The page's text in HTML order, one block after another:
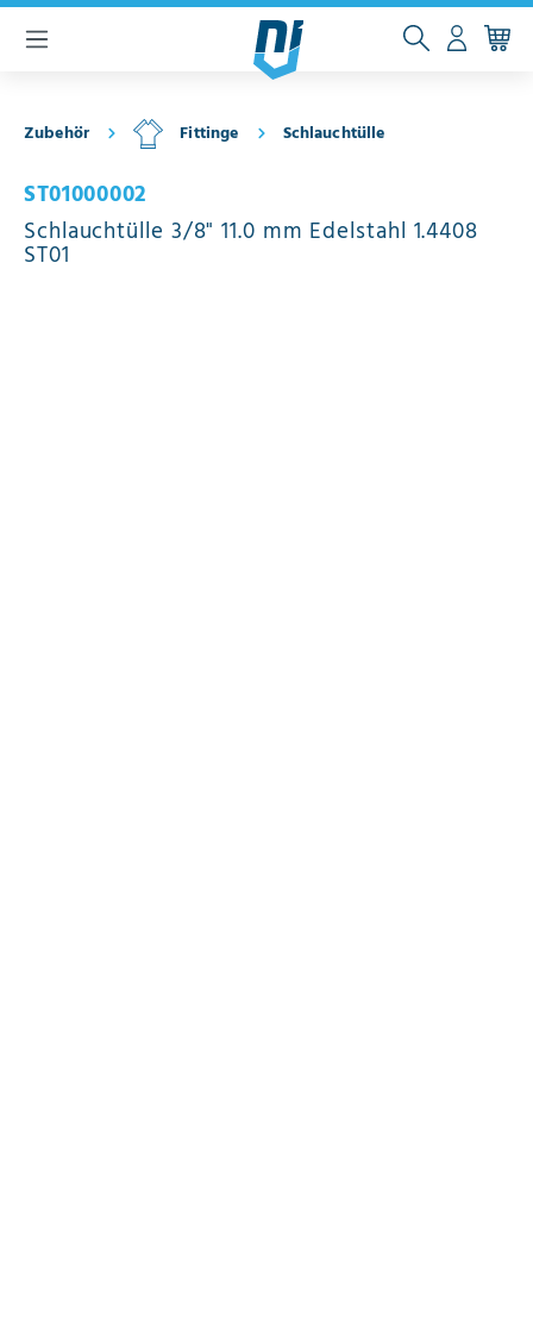
springen
Zubehör Fittinge Schlauchtülle
ST01000002
Schlauchtülle 3/8" 11.0 mm Edelstahl 1.4408
ST01